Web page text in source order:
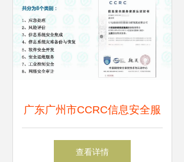
广东广州市CCRC信息安全服
务资质 网络与信息安全软件
查看详情